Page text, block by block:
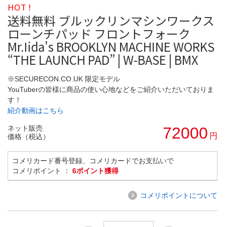
HOT !
送料無料 ブルックリンマシンワークス
ローンチパッド フロントフォーク
Mr.Iida's BROOKLYN MACHINE WORKS
“THE LAUNCH PAD” | W-BASE | BMX
※SECURECON.CO.UK 限定モデル
YouTuberの皆様に商品の使い心地などをご紹介いただいておりま
す！
紹介動画はこちら
ネット販売
価格（税込）
72000 円
コメリカード番号登録、コメリカードでお支払いで
コメリポイント ： 6ポイント獲得
コメリポイントについて